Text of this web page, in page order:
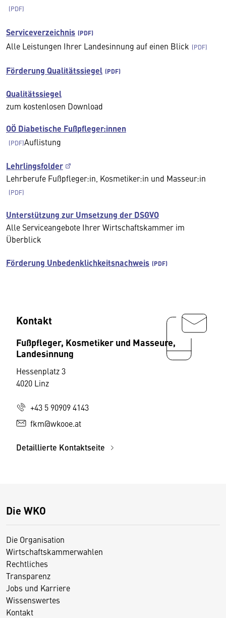
Serviceverzeichnis
Alle Leistungen Ihrer Landesinnung auf einen Blick
Förderung Qualitätssiegel
Qualitätssiegel
zum kostenlosen Download
OÖ Diabetische Fußpfleger:innen
Auflistung
Lehrlingsfolder
Lehrberufe Fußpfleger:in, Kosmetiker:in und Masseur:in
Unterstützung zur Umsetzung der DSGVO
Alle Serviceangebote Ihrer Wirtschaftskammer im
Überblick
Förderung Unbedenklichkeitsnachweis
Kontakt
Fußpfleger, Kosmetiker und Masseure,
Landesinnung
Hessenplatz 3
4020 Linz
+43 5 90909 4143
fkm@wkooe.at
Detaillierte Kontaktseite
Die WKO
Die Organisation
Wirtschaftskammerwahlen
Rechtliches
Transparenz
Jobs und Karriere
Wissenswertes
Kontakt